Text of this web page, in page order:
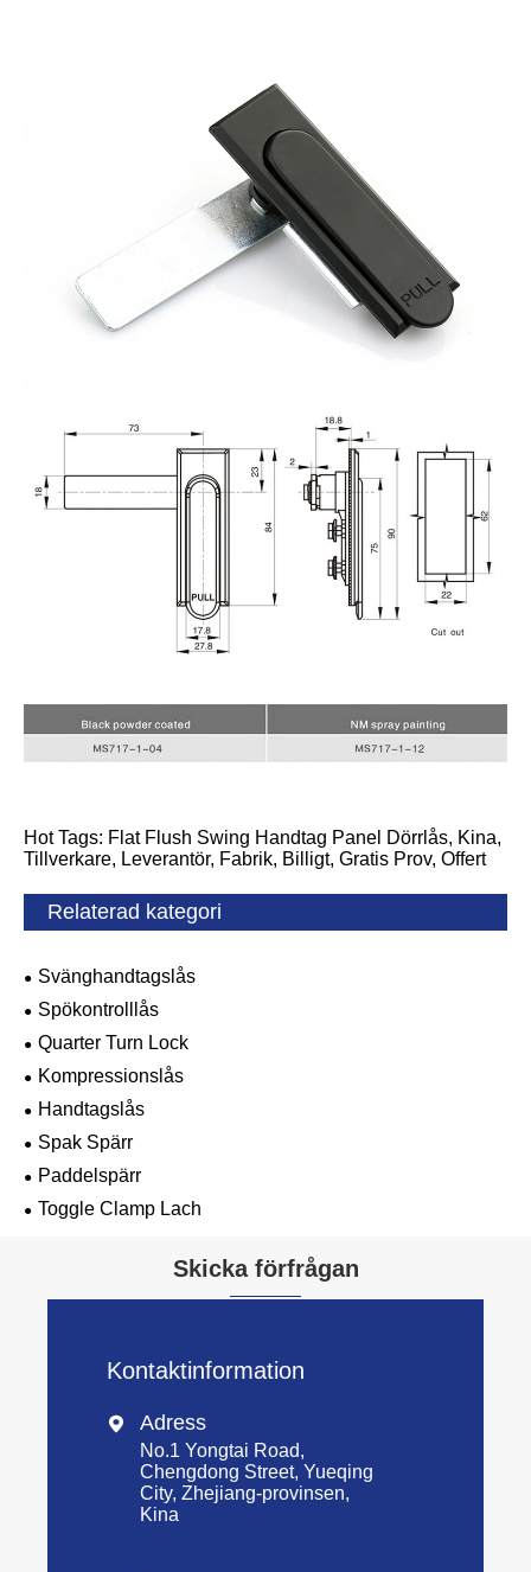
Hot Tags: Flat Flush Swing Handtag Panel Dörrlås, Kina,
Tillverkare, Leverantör, Fabrik, Billigt, Gratis Prov, Offert
Relaterad kategori
Svänghandtagslås
Spökontrolllås
Quarter Turn Lock
Kompressionslås
Handtagslås
Spak Spärr
Paddelspärr
Toggle Clamp Lach
Skicka förfrågan
Kontaktinformation
 Adress
No.1 Yongtai Road,
Chengdong Street, Yueqing
City, Zhejiang-provinsen,
Kina